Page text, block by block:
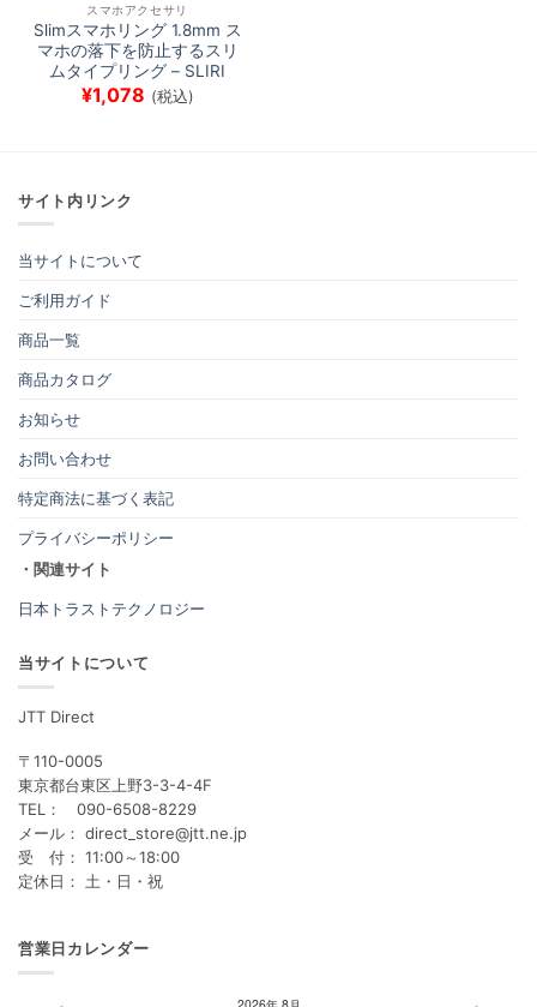
スマホアクセサリ
Slimスマホリング 1.8mm ス
マホの落下を防止するスリ
ムタイプリング – SLIRI
¥1,078 (税込)
サイト内リンク
当サイトについて
ご利用ガイド
商品一覧
商品カタログ
お知らせ
お問い合わせ
特定商法に基づく表記
プライバシーポリシー
・関連サイト
日本トラストテクノロジー
当サイトについて
JTT Direct
〒110-0005
東京都台東区上野3-3-4-4F
TEL： 090-6508-8229
メール： direct_store@jtt.ne.jp
受 付： 11:00～18:00
定休日： 土・日・祝
営業日カレンダー